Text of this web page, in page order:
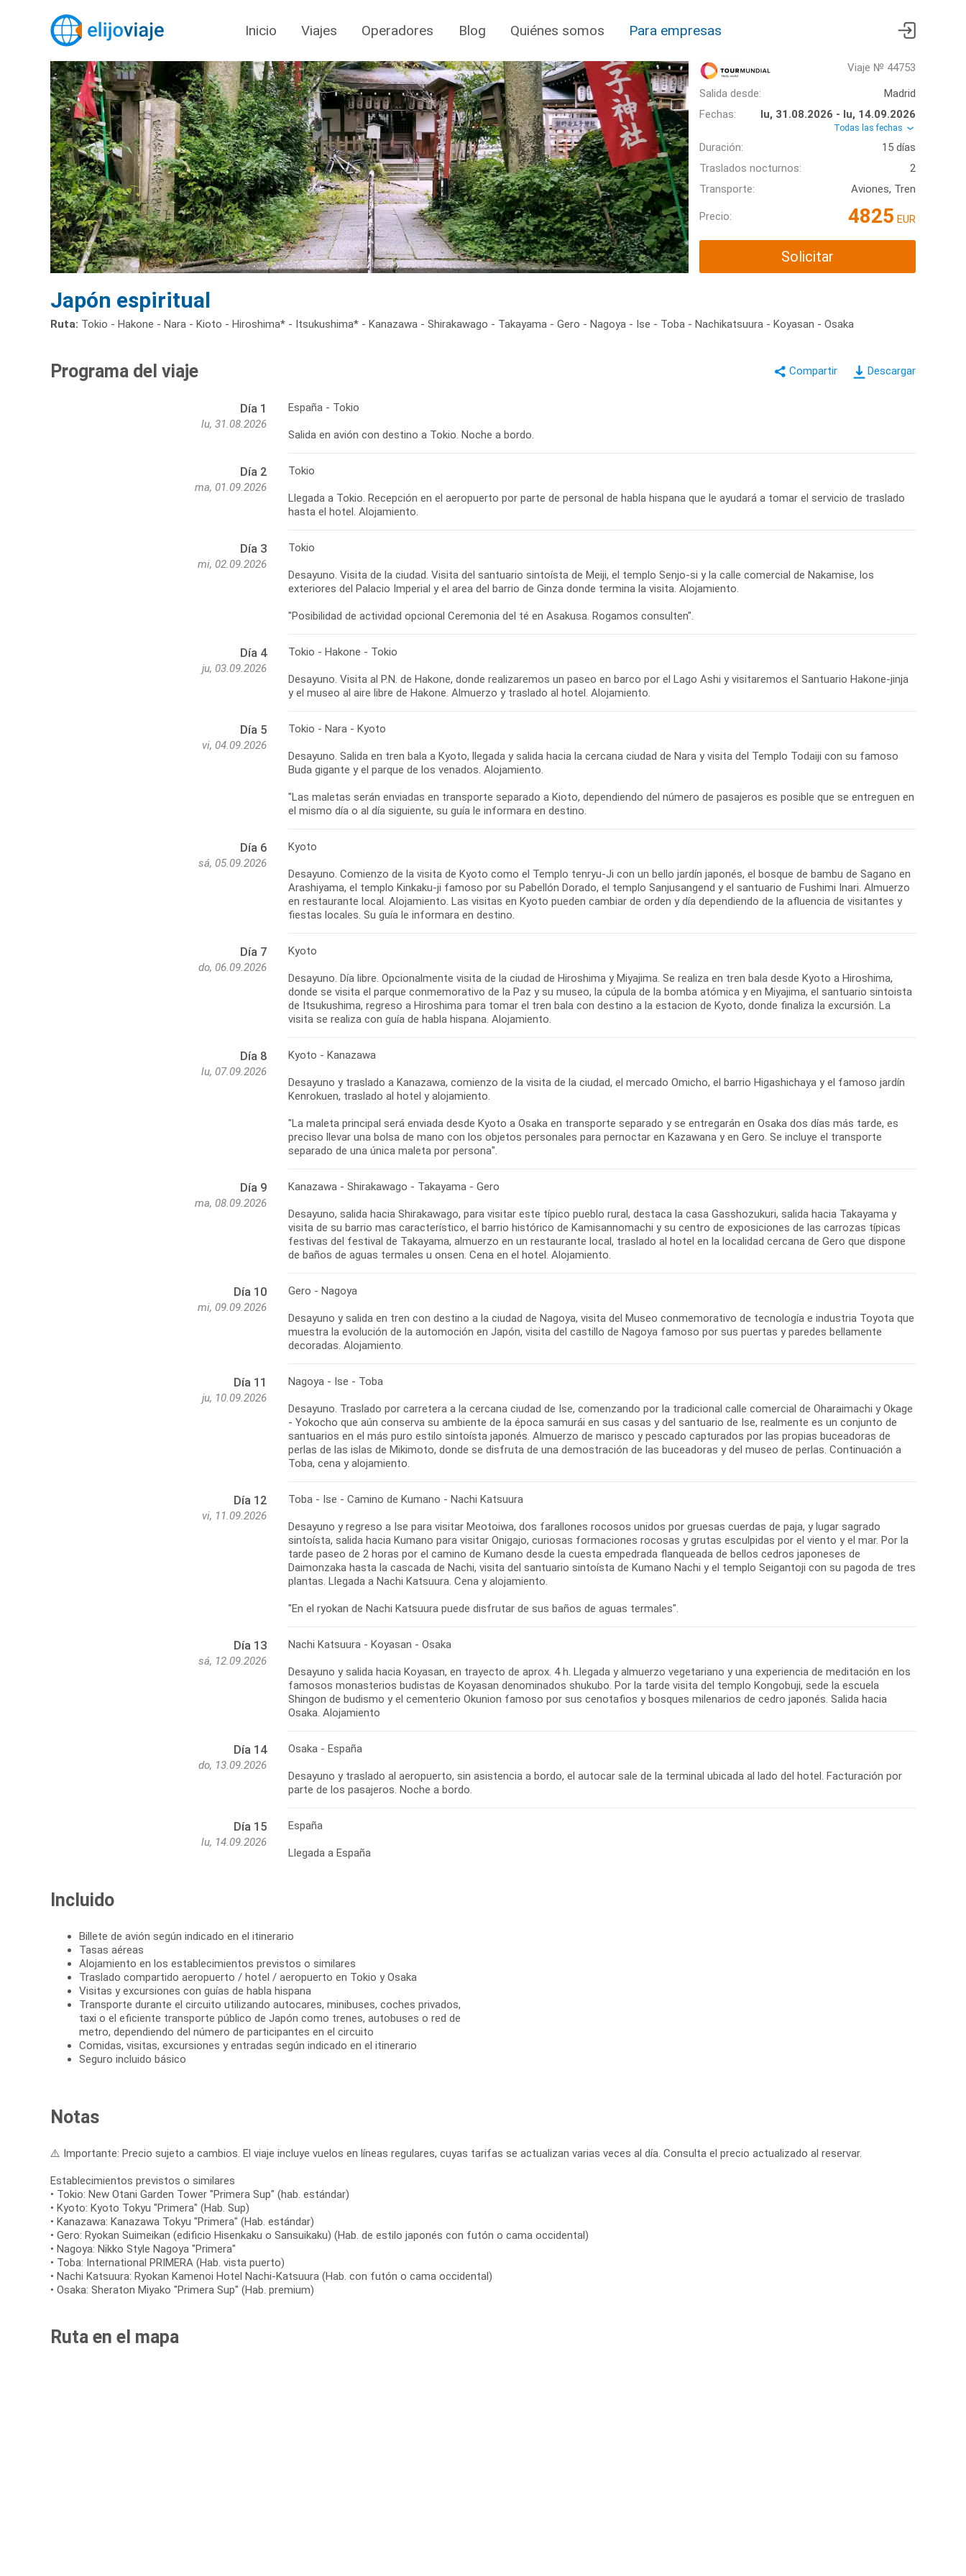
Inicio Viajes Operadores Blog Quiénes somos Para empresas
Viaje № 44753
Salida desde:
Madrid
Fechas:
lu, 31.08.2026 - lu, 14.09.2026
Todas las fechas
Duración:
15 días
Traslados nocturnos:
2
Transporte:
Aviones, Tren
Precio: 4825 EUR
Solicitar
Japón espiritual
Ruta: Tokio - Hakone - Nara - Kioto - Hiroshima* - Itsukushima* - Kanazawa - Shirakawago - Takayama - Gero - Nagoya - Ise - Toba - Nachikatsuura - Koyasan - Osaka
Descargar
Programa del viaje
Día 1
lu, 31.08.2026
España - Tokio
Salida en avión con destino a Tokio. Noche a bordo.
Día 2
ma, 01.09.2026
Tokio
Llegada a Tokio. Recepción en el aeropuerto por parte de personal de habla hispana que le ayudará a tomar el servicio de traslado
hasta el hotel. Alojamiento.
Día 3
mi, 02.09.2026
Tokio
Desayuno. Visita de la ciudad. Visita del santuario sintoísta de Meiji, el templo Senjo-si y la calle comercial de Nakamise, los
exteriores del Palacio Imperial y el area del barrio de Ginza donde termina la visita. Alojamiento.
"Posibilidad de actividad opcional Ceremonia del té en Asakusa. Rogamos consulten".
Día 4
ju, 03.09.2026
Tokio - Hakone - Tokio
Desayuno. Visita al P.N. de Hakone, donde realizaremos un paseo en barco por el Lago Ashi y visitaremos el Santuario Hakone-jinja
y el museo al aire libre de Hakone. Almuerzo y traslado al hotel. Alojamiento.
Día 5
vi, 04.09.2026
Tokio - Nara - Kyoto
Desayuno. Salida en tren bala a Kyoto, llegada y salida hacia la cercana ciudad de Nara y visita del Templo Todaiji con su famoso
Buda gigante y el parque de los venados. Alojamiento.
"Las maletas serán enviadas en transporte separado a Kioto, dependiendo del número de pasajeros es posible que se entreguen en
el mismo día o al día siguiente, su guía le informara en destino.
Día 6
sá, 05.09.2026
Kyoto
Desayuno. Comienzo de la visita de Kyoto como el Templo tenryu-Ji con un bello jardín japonés, el bosque de bambu de Sagano en
Arashiyama, el templo Kinkaku-ji famoso por su Pabellón Dorado, el templo Sanjusangend y el santuario de Fushimi Inari. Almuerzo
en restaurante local. Alojamiento. Las visitas en Kyoto pueden cambiar de orden y día dependiendo de la afluencia de visitantes y
fiestas locales. Su guía le informara en destino.
Día 7
do, 06.09.2026
Kyoto
Desayuno. Día libre. Opcionalmente visita de la ciudad de Hiroshima y Miyajima. Se realiza en tren bala desde Kyoto a Hiroshima,
donde se visita el parque conmemorativo de la Paz y su museo, la cúpula de la bomba atómica y en Miyajima, el santuario sintoista
de Itsukushima, regreso a Hiroshima para tomar el tren bala con destino a la estacion de Kyoto, donde finaliza la excursión. La
visita se realiza con guía de habla hispana. Alojamiento.
Día 8
lu, 07.09.2026
Kyoto - Kanazawa
Desayuno y traslado a Kanazawa, comienzo de la visita de la ciudad, el mercado Omicho, el barrio Higashichaya y el famoso jardín
Kenrokuen, traslado al hotel y alojamiento.
"La maleta principal será enviada desde Kyoto a Osaka en transporte separado y se entregarán en Osaka dos días más tarde, es
preciso llevar una bolsa de mano con los objetos personales para pernoctar en Kazawana y en Gero. Se incluye el transporte
separado de una única maleta por persona".
Día 9
ma, 08.09.2026
Kanazawa - Shirakawago - Takayama - Gero
Desayuno, salida hacia Shirakawago, para visitar este típico pueblo rural, destaca la casa Gasshozukuri, salida hacia Takayama y
visita de su barrio mas característico, el barrio histórico de Kamisannomachi y su centro de exposiciones de las carrozas típicas
festivas del festival de Takayama, almuerzo en un restaurante local, traslado al hotel en la localidad cercana de Gero que dispone
de baños de aguas termales u onsen. Cena en el hotel. Alojamiento.
Día 10
mi, 09.09.2026
Gero - Nagoya
Desayuno y salida en tren con destino a la ciudad de Nagoya, visita del Museo conmemorativo de tecnología e industria Toyota que
muestra la evolución de la automoción en Japón, visita del castillo de Nagoya famoso por sus puertas y paredes bellamente
decoradas. Alojamiento.
Día 11
ju, 10.09.2026
Nagoya - Ise - Toba
Desayuno. Traslado por carretera a la cercana ciudad de Ise, comenzando por la tradicional calle comercial de Oharaimachi y Okage
- Yokocho que aún conserva su ambiente de la época samurái en sus casas y del santuario de Ise, realmente es un conjunto de
santuarios en el más puro estilo sintoísta japonés. Almuerzo de marisco y pescado capturados por las propias buceadoras de
perlas de las islas de Mikimoto, donde se disfruta de una demostración de las buceadoras y del museo de perlas. Continuación a
Toba, cena y alojamiento.
Día 12
vi, 11.09.2026
Toba - Ise - Camino de Kumano - Nachi Katsuura
Desayuno y regreso a Ise para visitar Meotoiwa, dos farallones rocosos unidos por gruesas cuerdas de paja, y lugar sagrado
sintoísta, salida hacia Kumano para visitar Onigajo, curiosas formaciones rocosas y grutas esculpidas por el viento y el mar. Por la
tarde paseo de 2 horas por el camino de Kumano desde la cuesta empedrada flanqueada de bellos cedros japoneses de
Daimonzaka hasta la cascada de Nachi, visita del santuario sintoísta de Kumano Nachi y el templo Seigantoji con su pagoda de tres
plantas. Llegada a Nachi Katsuura. Cena y alojamiento.
"En el ryokan de Nachi Katsuura puede disfrutar de sus baños de aguas termales".
Día 13
sá, 12.09.2026
Nachi Katsuura - Koyasan - Osaka
Desayuno y salida hacia Koyasan, en trayecto de aprox. 4 h. Llegada y almuerzo vegetariano y una experiencia de meditación en los
famosos monasterios budistas de Koyasan denominados shukubo. Por la tarde visita del templo Kongobuji, sede la escuela
Shingon de budismo y el cementerio Okunion famoso por sus cenotafios y bosques milenarios de cedro japonés. Salida hacia
Osaka. Alojamiento
Día 14
do, 13.09.2026
Osaka - España
Desayuno y traslado al aeropuerto, sin asistencia a bordo, el autocar sale de la terminal ubicada al lado del hotel. Facturación por
parte de los pasajeros. Noche a bordo.
Día 15
lu, 14.09.2026
España
Llegada a España
Incluido
Billete de avión según indicado en el itinerario
Tasas aéreas
Alojamiento en los establecimientos previstos o similares
Traslado compartido aeropuerto / hotel / aeropuerto en Tokio y Osaka
Visitas y excursiones con guías de habla hispana
Transporte durante el circuito utilizando autocares, minibuses, coches privados,
taxi o el eficiente transporte público de Japón como trenes, autobuses o red de
metro, dependiendo del número de participantes en el circuito
Comidas, visitas, excursiones y entradas según indicado en el itinerario
Seguro incluido básico
Notas
⚠️ Importante: Precio sujeto a cambios. El viaje incluye vuelos en líneas regulares, cuyas tarifas se actualizan varias veces al día. Consulta el precio actualizado al reservar.
Establecimientos previstos o similares
• Tokio: New Otani Garden Tower "Primera Sup" (hab. estándar)
• Kyoto: Kyoto Tokyu "Primera" (Hab. Sup)
• Kanazawa: Kanazawa Tokyu "Primera" (Hab. estándar)
• Gero: Ryokan Suimeikan (edificio Hisenkaku o Sansuikaku) (Hab. de estilo japonés con futón o cama occidental)
• Nagoya: Nikko Style Nagoya "Primera"
• Toba: International PRIMERA (Hab. vista puerto)
• Nachi Katsuura: Ryokan Kamenoi Hotel Nachi-Katsuura (Hab. con futón o cama occidental)
• Osaka: Sheraton Miyako "Primera Sup" (Hab. premium)
Ruta en el mapa